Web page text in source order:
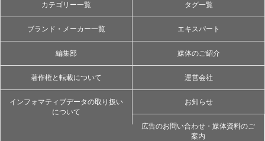
カテゴリー一覧 タグ一覧
ブランド・メーカー一覧 エキスパート
編集部 媒体のご紹介
著作権と転載について 運営会社
インフォマティブデータの取り扱い
について
お知らせ
広告のお問い合わせ・媒体資料のご
案内